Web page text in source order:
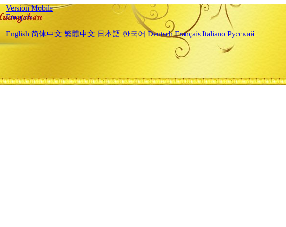
Version Mobile
Français
English 简体中文 繁體中文 日本語 한국어 Deutsch Français Italiano Русский